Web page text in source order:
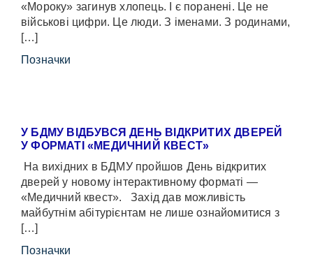
«Мороку» загинув хлопець. І є поранені. Це не
військові цифри. Це люди. З іменами. З родинами,
[…]
Позначки
У БДМУ ВІДБУВСЯ ДЕНЬ ВІДКРИТИХ ДВЕРЕЙ
У ФОРМАТІ «МЕДИЧНИЙ КВЕСТ»
На вихідних в БДМУ пройшов День відкритих
дверей у новому інтерактивному форматі —
«Медичний квест». Захід дав можливість
майбутнім абітурієнтам не лише ознайомитися з
[…]
Позначки